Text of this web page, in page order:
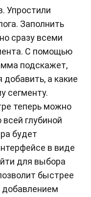
Упростили
Заполнить
сразу всеми
С помощью
подскажет,
а какие
сегменту.
теперь можно
глубиной
будет
в виде
для выбора
быстрее